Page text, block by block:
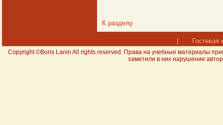
К разделу
Гостевая
Copyright ©Boris Lanin All rights reserved. Права на учебные материалы
заметили в них нарушение